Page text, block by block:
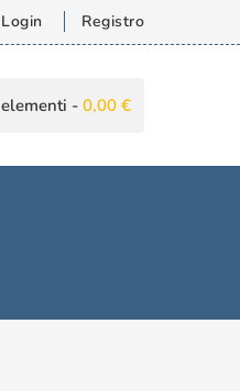
Login Registro
elementi - 0,00 €